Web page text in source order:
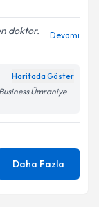
doktor.
Devamı
Haritada Göster
Ümraniye
Daha Fazla